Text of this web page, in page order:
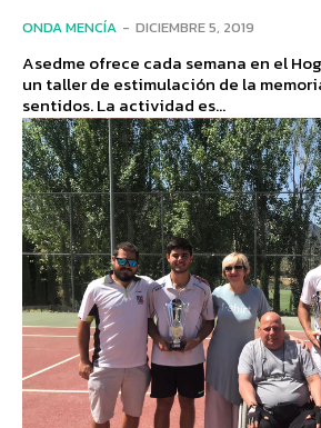
ONDA MENCÍA - DICIEMBRE 5, 2019
Asedme ofrece cada semana en el
un taller de estimulación de la
sentidos. La actividad es...